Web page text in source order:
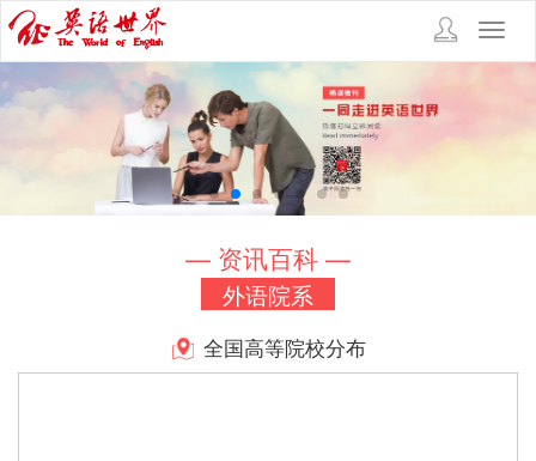
— 资讯百科 —
外语院系
全国高等院校分布